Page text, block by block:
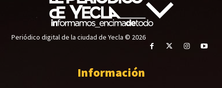
Periódico digital de la ciudad de Yecla © 2026
Información